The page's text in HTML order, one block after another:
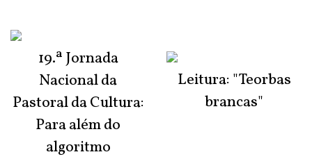
19.ª Jornada
Nacional da
Pastoral da Cultura:
Para além do
algoritmo
Leitura: "Teorbas
brancas"